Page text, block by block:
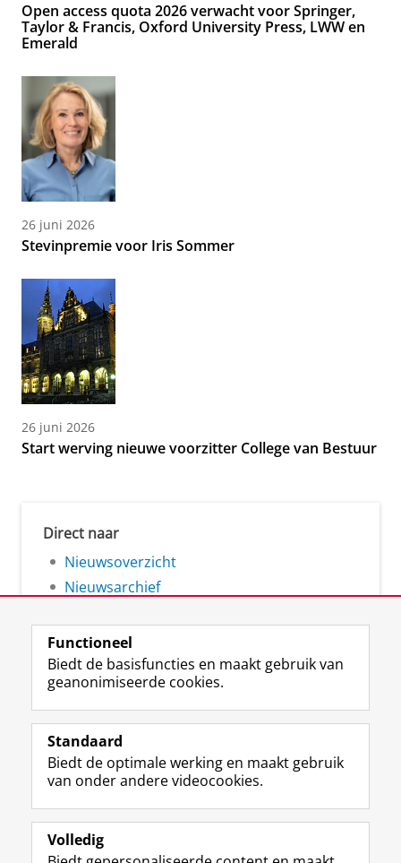
Open access quota 2026 verwacht voor Springer,
Taylor & Francis, Oxford University Press, LWW en
Emerald
26 juni 2026
Stevinpremie voor Iris Sommer
26 juni 2026
Start werving nieuwe voorzitter College van Bestuur
Direct naar
Nieuwsoverzicht
Nieuwsarchief
Volg de RUG
F
a
e
b
o
p
L
i
k
e
I
-
R
S
-
f
e
R
I
n
t
r
m
Y
o
T
e
k
Studiekiezers
Alumni
Functioneel
Biedt de basisfuncties en maakt gebruik van
geanonimiseerde cookies.
Standaard
Biedt de optimale werking en maakt gebruik
van onder andere videocookies.
Volledig